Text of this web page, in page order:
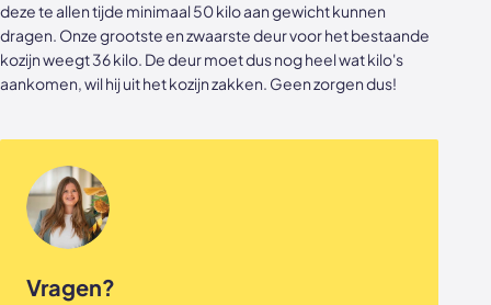
Deur- wand combinaties
Wanden
Akoestische panelen
Kleurstalen akoestische panelen
Sample sale
Accessoires
Stalen opdekdeuren
Stalen taatsdeuren
Stalen schuifdeuren
Stalen wanden
Stalen binnendeuren
Akoestische panelen
Vacatures
Showrooms
deze te allen tijde minimaal 50 kilo aan gewicht kunnen
dragen. Onze grootste en zwaarste deur voor het bestaande
kozijn weegt 36 kilo. De deur moet dus nog heel wat kilo's
aankomen, wil hij uit het kozijn zakken. Geen zorgen dus!
Vragen?